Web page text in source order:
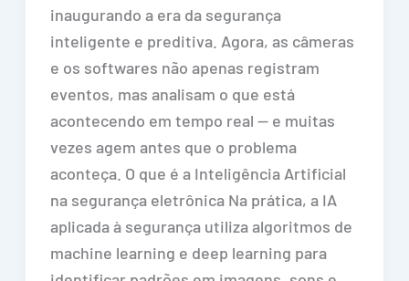
inaugurando a era da segurança
inteligente e preditiva. Agora, as câmeras
e os softwares não apenas registram
eventos, mas analisam o que está
acontecendo em tempo real — e muitas
vezes agem antes que o problema
aconteça. O que é a Inteligência Artificial
na segurança eletrônica Na prática, a IA
aplicada à segurança utiliza algoritmos de
machine learning e deep learning para